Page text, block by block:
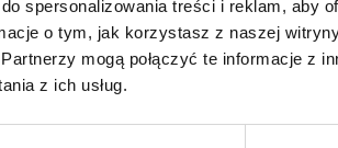
spersonalizowania treści i reklam, aby
o tym, jak korzystasz z naszej
mogą połączyć te informacje z
z ich usług.
Ich twórczość
kształtów i
są między innymi z
tytuł Must Have w 2023
w ten sposób